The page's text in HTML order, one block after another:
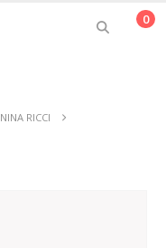
0
NINA RICCI